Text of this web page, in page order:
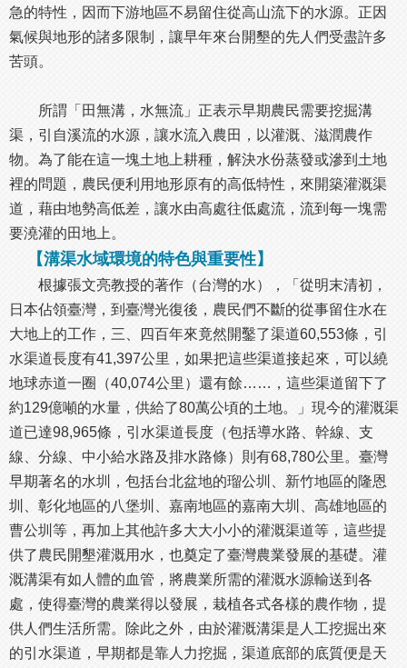
急的特性，因而下游地區不易留住從高山流下的水源。正因
氣候與地形的諸多限制，讓早年來台開墾的先人們受盡許多
苦頭。
所謂「田無溝，水無流」正表示早期農民需要挖掘溝
渠，引自溪流的水源，讓水流入農田，以灌溉、滋潤農作
物。為了能在這一塊土地上耕種，解決水份蒸發或滲到土地
裡的問題，農民便利用地形原有的高低特性，來開築灌溉渠
道，藉由地勢高低差，讓水由高處往低處流，流到每一塊需
要澆灌的田地上。
【溝渠水域環境的特色與重要性】
根據張文亮教授的著作（台灣的水），「從明末清初，
日本佔領臺灣，到臺灣光復後，農民們不斷的從事留住水在
大地上的工作，三、四百年來竟然開鑿了渠道60,553條，引
水渠道長度有41,397公里，如果把這些渠道接起來，可以繞
地球赤道一圈（40,074公里）還有餘……，這些渠道留下了
約129億噸的水量，供給了80萬公頃的土地。」現今的灌溉渠
道已達98,965條，引水渠道長度（包括導水路、幹線、支
線、分線、中小給水路及排水路條）則有68,780公里。臺灣
早期著名的水圳，包括台北盆地的瑠公圳、新竹地區的隆恩
圳、彰化地區的八堡圳、嘉南地區的嘉南大圳、高雄地區的
曹公圳等，再加上其他許多大大小小的灌溉渠道等，這些提
供了農民開墾灌溉用水，也奠定了臺灣農業發展的基礎。灌
溉溝渠有如人體的血管，將農業所需的灌溉水源輸送到各
處，使得臺灣的農業得以發展，栽植各式各樣的農作物，提
供人們生活所需。除此之外，由於灌溉溝渠是人工挖掘出來
的引水渠道，早期都是靠人力挖掘，渠道底部的底質便是天